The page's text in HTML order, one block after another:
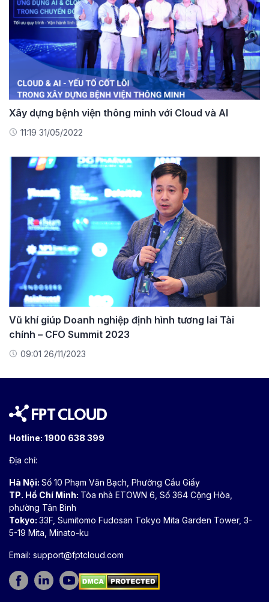
Xây dựng bệnh viện thông minh với Cloud và AI
11:19 31/05/2022
Vũ khí giúp Doanh nghiệp định hình tương lai Tài
chính – CFO Summit 2023
09:01 26/11/2023
Hotline: 1900 638 399
Địa chỉ:
Hà Nội: Số 10 Phạm Văn Bạch, Phường Cầu Giấy
TP. Hồ Chí Minh: Tòa nhà ETOWN 6, Số 364 Cộng Hòa,
phường Tân Bình
Tokyo: 33F, Sumitomo Fudosan Tokyo Mita Garden Tower, 3-
5-19 Mita, Minato-ku
Email: support@fptcloud.com